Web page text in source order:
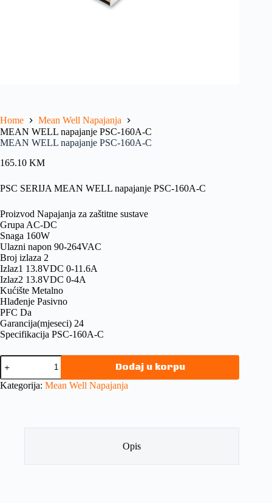
Home
Mean Well Napajanja
MEAN WELL napajanje PSC-160A-C
MEAN WELL napajanje PSC-160A-C
165.10 KM
PSC SERIJA MEAN WELL napajanje PSC-160A-C
Proizvod Napajanja za zaštitne sustave
Grupa AC-DC
Snaga 160W
Ulazni napon 90-264VAC
Broj izlaza 2
Izlaz1 13.8VDC 0-11.6A
Izlaz2 13.8VDC 0-4A
Kućište Metalno
Hlađenje Pasivno
PFC Da
Garancija(mjeseci) 24
Specifikacija PSC-160A-C
Dodaj u korpu
Kategorija: Mean Well Napajanja
Opis